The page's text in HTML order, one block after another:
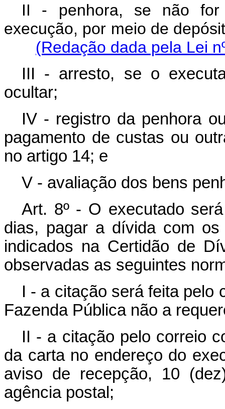
II - penhora, se não
execução, por meio de
(Redação dada pela Lei
III - arresto, se o
ocultar;
IV - registro da penhora
pagamento de custas ou
no artigo 14; e
V - avaliação dos bens
Art. 8º - O executado
dias, pagar a dívida com
indicados na Certidão de
observadas as seguintes
I - a citação será feita pelo
Fazenda Pública não a
II - a citação pelo correio
da carta no endereço do
aviso de recepção, 10
agência postal;